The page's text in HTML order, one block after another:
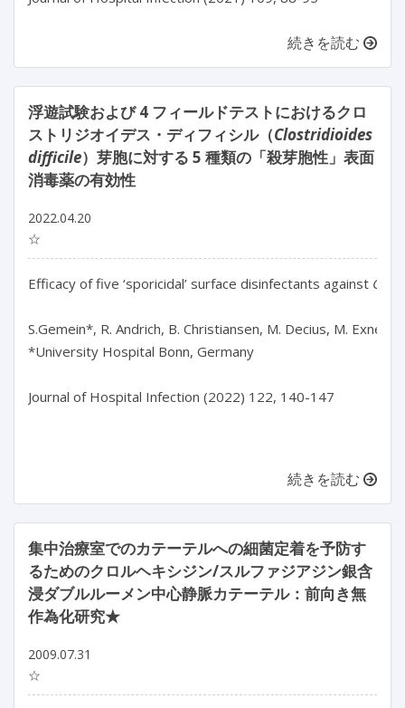
続きを読む
浮遊試験および 4 フィールドテストにおけるクロ
ストリジオイデス・ディフィシル（Clostridioides
difficile）芽胞に対する 5 種類の「殺芽胞性」表面
消毒薬の有効性
2022.04.20
☆
Efficacy of five ‘sporicidal’ surface disinfectants against
S.Gemein*, R. Andrich, B. Christiansen, M. Decius, M.
*University Hospital Bonn, Germany
Journal of Hospital Infection (2022) 122, 140-147
続きを読む
集中治療室でのカテーテルへの細菌定着を予防す
るためのクロルヘキシジン/スルファジアジン銀含
浸ダブルルーメン中心静脈カテーテル：前向き無
作為化研究★
2009.07.31
☆